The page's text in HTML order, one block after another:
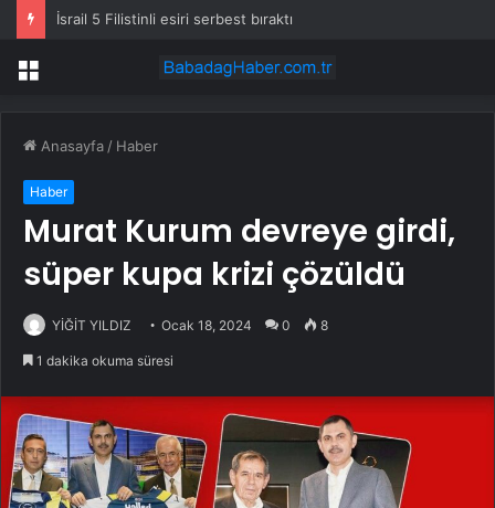
İsrail 5 Filistinli esiri serbest bıraktı
Menü
Anasayfa / Haber
Haber
Murat Kurum devreye girdi,
süper kupa krizi çözüldü
YİĞİT YILDIZ Ocak 18, 2024 0 8
1 dakika okuma süresi